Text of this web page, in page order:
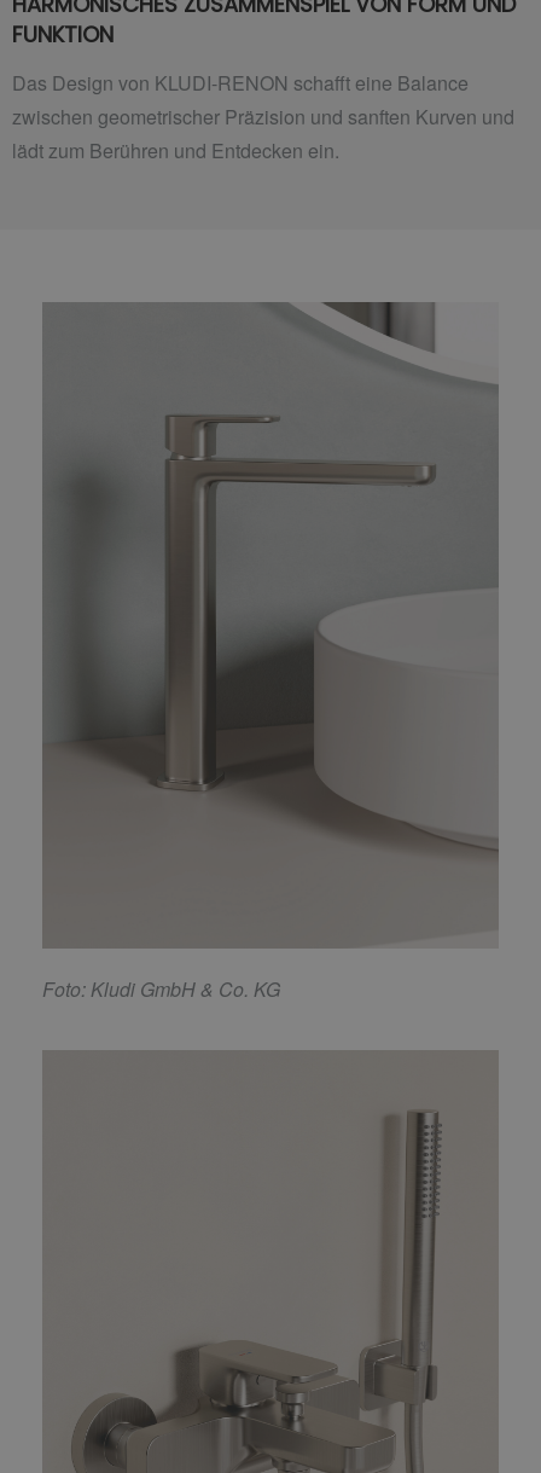
FUNKTION
Das Design von KLUDI-RENON schafft eine Balance
zwischen geometrischer Präzision und sanften Kurven und
lädt zum Berühren und Entdecken ein.
Foto: Kludi GmbH & Co. KG